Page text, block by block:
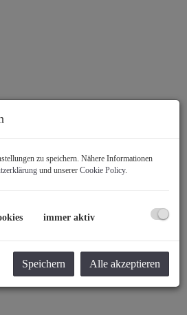
zu speichern. Nähere Informationen
und unserer Cookie Policy.
immer aktiv
Speichern Alle akzeptieren